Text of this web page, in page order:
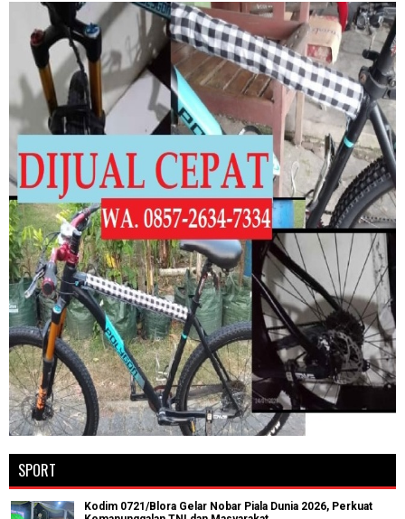
SPORT
Kodim 0721/Blora Gelar Nobar Piala Dunia 2026, Perkuat